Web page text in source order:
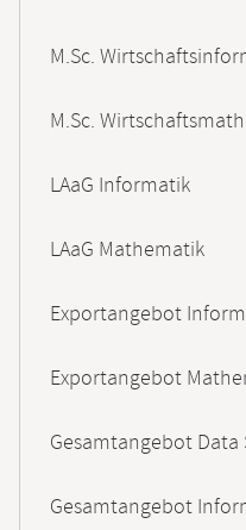
M.Sc.
M.Sc.
LAaG Informatik
LAaG Mathematik
Exportangebot
Exportangebot
Gesamtangebot Data
Gesamtangebot